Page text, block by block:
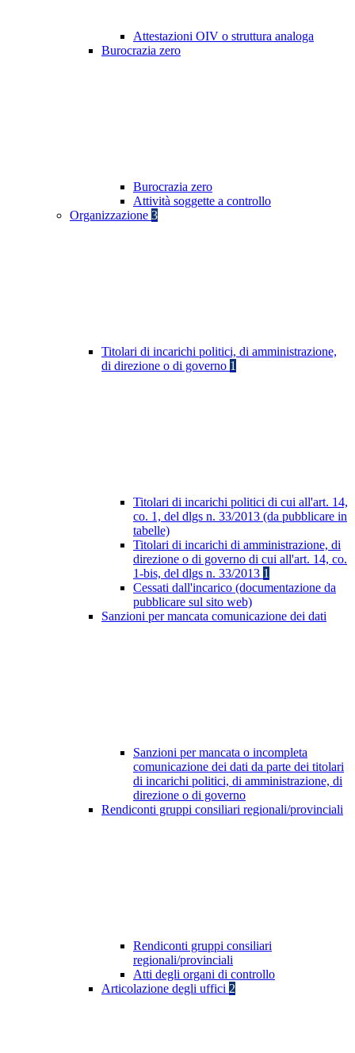
Attestazioni OIV o struttura analoga
Burocrazia zero
Burocrazia zero
Attività soggette a controllo
Organizzazione 3
Titolari di incarichi politici, di amministrazione,
di direzione o di governo 1
Titolari di incarichi politici di cui all'art. 14,
co. 1, del dlgs n. 33/2013 (da pubblicare in
tabelle)
Titolari di incarichi di amministrazione, di
direzione o di governo di cui all'art. 14, co.
1-bis, del dlgs n. 33/2013 1
Cessati dall'incarico (documentazione da
pubblicare sul sito web)
Sanzioni per mancata comunicazione dei dati
Sanzioni per mancata o incompleta
comunicazione dei dati da parte dei titolari
di incarichi politici, di amministrazione, di
direzione o di governo
Rendiconti gruppi consiliari regionali/provinciali
Rendiconti gruppi consiliari
regionali/provinciali
Atti degli organi di controllo
Articolazione degli uffici 2